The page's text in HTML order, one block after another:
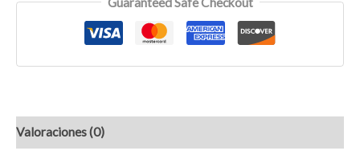
Valoraciones (0)